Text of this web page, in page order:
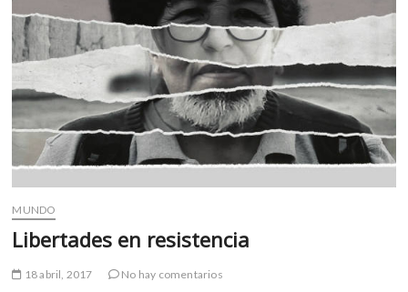
m
l
g
e
r
MUNDO
Libertades en resistencia
18 abril, 2017
No hay comentarios